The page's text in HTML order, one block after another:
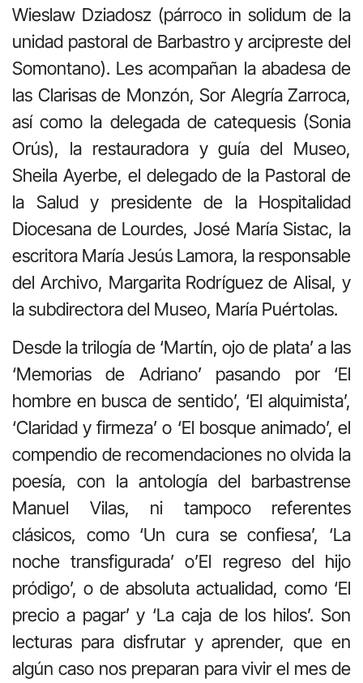
Wieslaw Dziadosz (párroco in solidum de la
unidad pastoral de Barbastro y arcipreste del
Somontano). Les acompañan la abadesa de
las Clarisas de Monzón, Sor Alegría Zarroca,
así como la delegada de catequesis (Sonia
Orús), la restauradora y guía del Museo,
Sheila Ayerbe, el delegado de la Pastoral de
la Salud y presidente de la Hospitalidad
Diocesana de Lourdes, José María Sistac, la
escritora María Jesús Lamora, la responsable
del Archivo, Margarita Rodríguez de Alisal, y
la subdirectora del Museo, María Puértolas.
Desde la trilogía de ‘Martín, ojo de plata’ a las
‘Memorias de Adriano’ pasando por ‘El
hombre en busca de sentido’, ‘El alquimista’,
‘Claridad y firmeza’ o ‘El bosque animado’, el
compendio de recomendaciones no olvida la
poesía, con la antología del barbastrense
Manuel Vilas, ni tampoco referentes
clásicos, como ‘Un cura se confiesa’, ‘La
noche transfigurada’ o’El regreso del hijo
pródigo’, o de absoluta actualidad, como ‘El
precio a pagar’ y ‘La caja de los hilos’. Son
lecturas para disfrutar y aprender, que en
algún caso nos preparan para vivir el mes de